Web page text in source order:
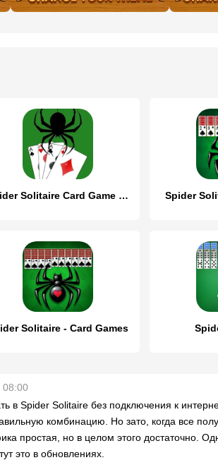
Spider Solitaire Card Game Fun Spider
Solitaire - Card Games
08:00
в Spider Solitaire без подключения к
комбинацию. Но зато, когда все
простая, но в целом этого достаточно.
это в обновлениях.